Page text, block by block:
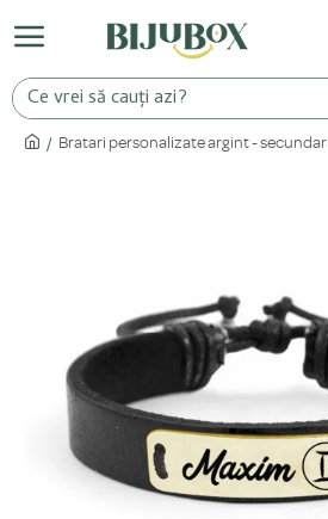
Bratari personalizate argint - secundar